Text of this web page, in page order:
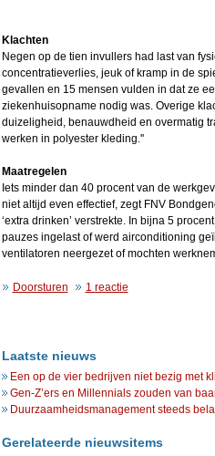
Klachten
Negen op de tien invullers had last van
concentratieverlies, jeuk of kramp in de
gevallen en 15 mensen vulden in dat ze
ziekenhuisopname nodig was. Overige
duizeligheid, benauwdheid en overmatig
werken in polyester kleding.''
Maatregelen
Iets minder dan 40 procent van de
niet altijd even effectief, zegt FNV
‘extra drinken’ verstrekte. In bijna 5
pauzes ingelast of werd airconditioning
ventilatoren neergezet of mochten
Doorsturen 1 reactie
Laatste nieuws
Een op de vier bedrijven niet bezig met
Gen-Z’ers en Millennials zouden van
Duurzaamheidsmanagement steeds
Gerelateerde nieuwsitems